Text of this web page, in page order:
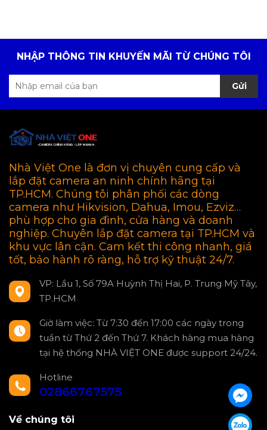
NHẬP THÔNG TIN KHUYẾN MÃI TỪ CHÚNG TÔI
Gửi
Nhà Việt One là đơn vị chuyên cung cấp và
lắp đặt camera an ninh chính hãng tại
TP.HCM. Chúng tôi phân phối các dòng
camera như Hikvision, Dahua, Imou, Ezviz…
phù hợp cho gia đình, cửa hàng và doanh
nghiệp. Chuyên lắp đặt camera tại TP.HCM và
khu vực lân cận. Cam kết thi công nhanh, giá
tốt, bảo hành rõ ràng, hỗ trợ kỹ thuật 24/7.
VP: Lầu 1, Số 79A Huỳnh Thị Hai, P. Trung Mỹ Tây,
TP.HCM
Giờ làm việc: Từ 7:30 đến 17:00 các ngày trong
tuần từ Thứ 2 đến Thứ 7. Khách hàng mua hàng
tại hệ thống NHÀ VIỆT ONE được support 24/24.
Hotline
02866767575
Về chúng tôi